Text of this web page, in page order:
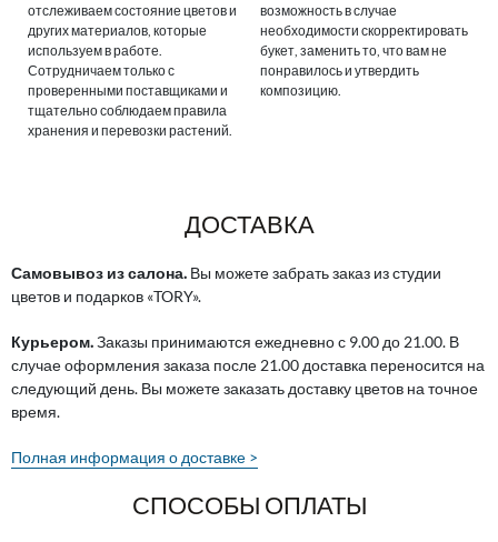
отслеживаем состояние цветов и
других материалов, которые
используем в работе.
Сотрудничаем только с
проверенными поставщиками и
тщательно соблюдаем правила
хранения и перевозки растений.
возможность в случае
необходимости скорректировать
букет, заменить то, что вам не
понравилось и утвердить
композицию.
ДОСТАВКА
Самовывоз из салона. Вы можете забрать заказ из студии
цветов и подарков «TORY».
Курьером.Заказы принимаются ежедневно с 9.00 до 21.00. В
случае оформления заказа после 21.00 доставка переносится на
следующий день. Вы можете заказать доставку цветов на точное
время.
Полная информация о доставке >
СПОСОБЫ ОПЛАТЫ